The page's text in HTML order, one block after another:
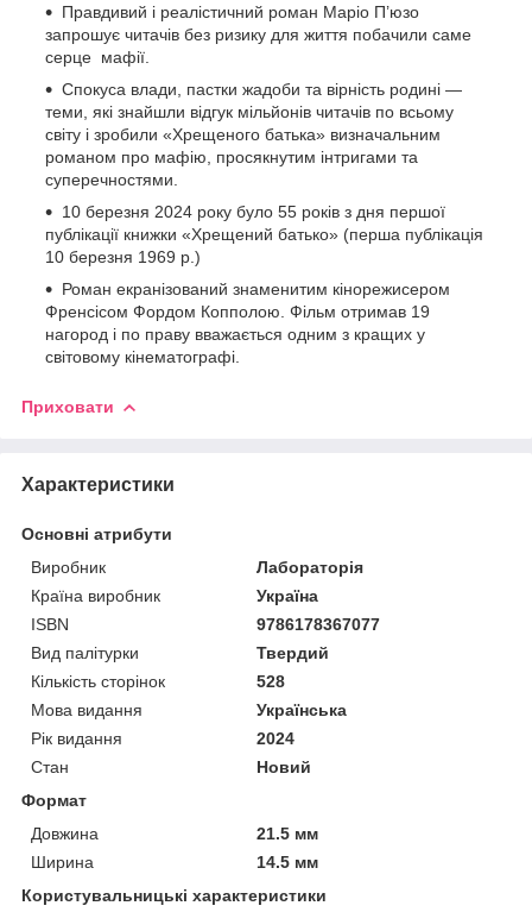
Правдивий і реалістичний роман Маріо П’юзо
запрошує читачів без ризику для життя побачили саме
серце мафії.
Спокуса влади, пастки жадоби та вірність родині —
теми, які знайшли відгук мільйонів читачів по всьому
світу і зробили «Хрещеного батька» визначальним
романом про мафію, просякнутим інтригами та
суперечностями.
10 березня 2024 року було 55 років з дня першої
публікації книжки «Хрещений батько» (перша публікація
10 березня 1969 р.)
Роман екранізований знаменитим кінорежисером
Френсісом Фордом Копполою. Фільм отримав 19
нагород і по праву вважається одним з кращих у
світовому кінематографі.
Приховати
Характеристики
Основні атрибути
Виробник
Лабораторія
Країна виробник
Україна
ISBN
9786178367077
Вид палітурки
Твердий
Кількість сторінок
528
Мова видання
Українська
Рік видання
2024
Стан
Новий
Формат
Довжина
21.5 мм
Ширина
14.5 мм
Користувальницькі характеристики